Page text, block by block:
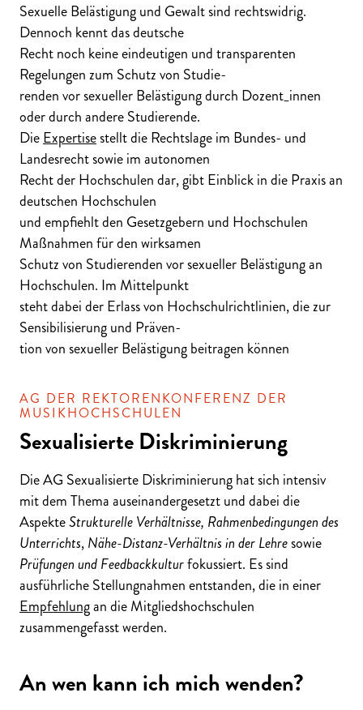
Sexuelle Belästigung und Gewalt sind rechtswidrig.
Dennoch kennt das deutsche
Recht noch keine eindeutigen und transparenten
Regelungen zum Schutz von Studie-
renden vor sexueller Belästigung durch Dozent_innen
oder durch andere Studierende.
DieExpertisestellt die Rechtslage im Bundes- und
Landesrecht sowie im autonomen
Recht der Hochschulen dar, gibt Einblick in die Praxis an
deutschen Hochschulen
und empfiehlt den Gesetzgebern und Hochschulen
Maßnahmen für den wirksamen
Schutz von Studierenden vor sexueller Belästigung an
Hochschulen. Im Mittelpunkt
steht dabei der Erlass von Hochschulrichtlinien, die zur
Sensibilisierung und Präven-
tion von sexueller Belästigung beitragen können
AG DER REKTORENKONFERENZ DER
MUSIKHOCHSCHULEN
Sexualisierte Diskriminierung
Die AG Sexualisierte Diskriminierung hat sich intensiv
mit dem Thema auseinandergesetzt und dabei die
AspekteStrukturelle Verhältnisse, Rahmenbedingungen des
Unterrichts,Nähe-Distanz-Verhältnis in der Lehresowie
Prüfungen und Feedbackkulturfokussiert. Es sind
ausführliche Stellungnahmen entstanden, die in einer
Empfehlungan die Mitgliedshochschulen
zusammengefasst werden.
An wen kann ich mich wenden?